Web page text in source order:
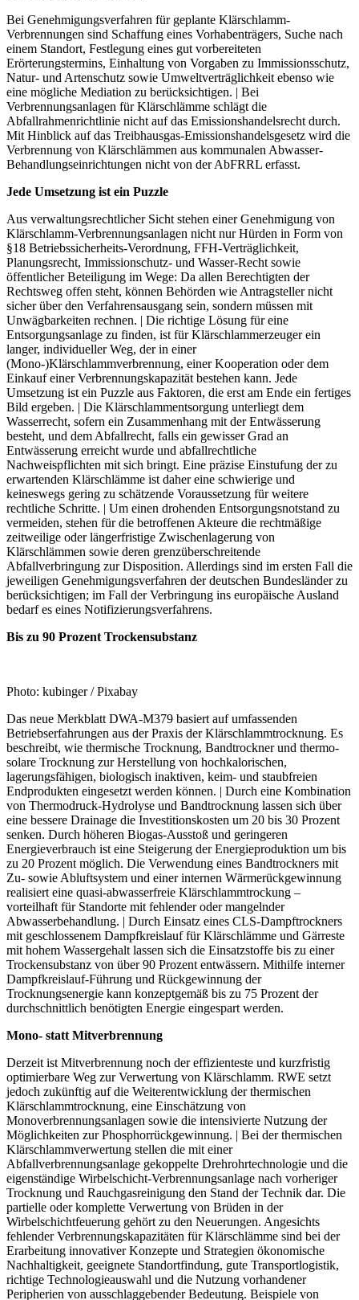
Bei Genehmigungsverfahren für geplante Klärschlamm-
Verbrennungen sind Schaffung eines Vorhabenträgers, Suche nach
einem Standort, Festlegung eines gut vorbereiteten
Erörterungstermins, Einhaltung von Vorgaben zu Immissionsschutz,
Natur- und Artenschutz sowie Umweltverträglichkeit ebenso wie
eine mögliche Mediation zu berücksichtigen. | Bei
Verbrennungsanlagen für Klärschlämme schlägt die
Abfallrahmenrichtlinie nicht auf das Emissionshandelsrecht durch.
Mit Hinblick auf das Treib­hausgas-Emissionshandelsgesetz wird die
Verbrennung von Klärschlämmen aus kommunalen Abwasser-
Behandlungseinrichtungen nicht von der AbFRRL erfasst.
Jede Umsetzung ist ein Puzzle
Aus verwaltungsrechtlicher Sicht stehen einer Genehmigung von
Klärschlamm-Verbrennungsanlagen nicht nur Hürden in Form von
§18 Betriebssicherheits-Verordnung, FFH-Verträglichkeit,
Planungsrecht, Immissionschutz- und Wasser-Recht sowie
öffentlicher Beteiligung im Wege: Da allen Berechtigten der
Rechtsweg offen steht, können Behörden wie Antragsteller nicht
sicher über den Verfahrensausgang sein, sondern müssen mit
Unwägbarkeiten rechnen. | Die richtige Lösung für eine
Entsorgungsanlage zu finden, ist für Klärschlammerzeuger ein
langer, individueller Weg, der in einer
(Mono-)Klärschlammverbrennung, einer Kooperation oder dem
Einkauf einer Verbrennungskapazität bestehen kann. Jede
Umsetzung ist ein Puzzle aus Faktoren, die erst am Ende ein fertiges
Bild ergeben. | Die Klärschlammentsorgung unterliegt dem
Wasserrecht, sofern ein Zusammenhang mit der Entwässerung
besteht, und dem Abfallrecht, falls ein gewisser Grad an
Entwässerung erreicht wurde und abfallrechtliche
Nachweispflichten mit sich bringt. Eine präzise Einstufung der zu
erwartenden Klärschlämme ist daher eine schwierige und
keineswegs gering zu schätzende Voraussetzung für weitere
rechtliche Schritte. | Um einen drohenden Entsorgungsnotstand zu
vermeiden, stehen für die betroffenen Akteure die rechtmäßige
zeitweilige oder längerfristige Zwischenlagerung von
Klärschlämmen sowie deren grenzüberschreitende
Abfallverbringung zur Disposition. Allerdings sind im ersten Fall die
jeweiligen Genehmigungsverfahren der deutschen Bundesländer zu
berücksichtigen; im Fall der Verbringung ins europäische Ausland
bedarf es eines Notifizierungsverfahrens.
Bis zu 90 Prozent Trockensubstanz
Photo: kubinger / Pixabay
Das neue Merkblatt DWA-M379 basiert auf umfassenden
Betriebserfahrungen aus der Praxis der Klärschlammtrocknung. Es
beschreibt, wie thermische Trocknung, Bandtrockner und thermo-
solare Trocknung zur Herstellung von hochkalorischen,
lagerungsfähigen, biologisch inaktiven, keim- und staubfreien
Endprodukten eingesetzt werden können. | Durch eine Kombination
von Thermodruck-Hydrolyse und Bandtrocknung lassen sich über
eine bessere Drainage die Investitionskosten um 20 bis 30 Prozent
senken. Durch höheren Biogas-Ausstoß und geringeren
Energieverbrauch ist eine Steigerung der Energieproduktion um bis
zu 20 Prozent möglich. Die Verwendung eines Bandtrockners mit
Zu- sowie Abluftsystem und einer internen Wärmerückgewinnung
realisiert eine quasi-abwasserfreie Klärschlammtrockung –
vorteilhaft für Standorte mit fehlender oder mangelnder
Abwasserbehandlung. | Durch Einsatz eines CLS-Dampftrockners
mit geschlossenem Dampfkreislauf für Klärschlämme und Gärreste
mit hohem Wassergehalt lassen sich die Einsatzstoffe bis zu einer
Trockensubstanz von über 90 Prozent entwässern. Mithilfe interner
Dampfkreislauf-Führung und Rückgewinnung der
Trocknungsenergie kann konzeptgemäß bis zu 75 Prozent der
durchschnittlich benötigten Energie eingespart werden.
Mono- statt Mitverbrennung
Derzeit ist Mitverbrennung noch der effizienteste und kurzfristig
optimierbare Weg zur Verwertung von Klärschlamm. RWE setzt
jedoch zukünftig auf die Weiterentwicklung der thermischen
Klärschlammtrocknung, eine Einschätzung von
Monoverbrennungsanlagen sowie die intensivierte Nutzung der
Möglichkeiten zur Phosphorrückgewinnung. | Bei der thermischen
Klärschlammverwertung stellen die mit einer
Abfallverbrennungsanlage gekoppelte Drehrohrtechnologie und die
eigenständige Wirbelschicht-Verbrennungsanlage nach vorheriger
Trocknung und Rauchgasreinigung den Stand der Technik dar. Die
partielle oder komplette Verwertung von Brüden in der
Wirbelschichtfeuerung gehört zu den Neuerungen. Angesichts
fehlender Verbrennungskapazitäten für Klärschlämme sind bei der
Erarbeitung innovativer Konzepte und Strategien ökonomische
Nachhaltigkeit, geeignete Standortfindung, gute Transportlogistik,
richtige Technologieauswahl und die Nutzung vorhandener
Peripherien von ausschlaggebender Bedeutung. Beispiele von